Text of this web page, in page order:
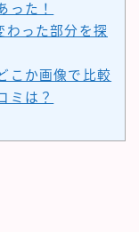
った！
わった部分を探
こか画像で比較
ミは？